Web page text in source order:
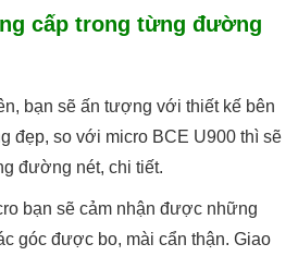
cấp trong từng đường
bạn sẽ ấn tượng với thiết kế bên
đẹp, so với micro BCE U900 thì sẽ
đường nét, chi tiết.
bạn sẽ cảm nhận được những
góc được bo, mài cẩn thận. Giao